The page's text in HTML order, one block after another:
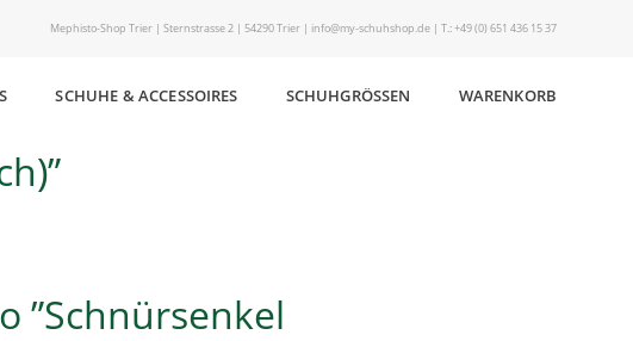
Mephisto-Shop Trier | Sternstrasse 2 | 54290 Trier | info@my-schuhshop.de | T.: +49 (0) 651 436 15 37
SCHUHE & ACCESSOIRES SCHUHGRÖSSEN WARENKORB
”Schnürsenkel